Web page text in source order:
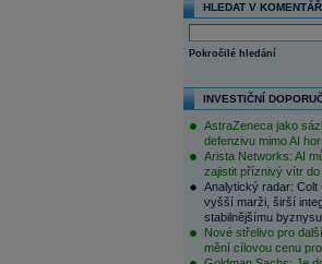
HLEDAT V
Pokročilé hledání
INVESTIČNÍ
AstraZeneca jako
defenzivu mimo AI
Arista Networks: AI
zajistit příznivý vítr do
Analytický radar:
vyšší marži, širší
stabilnějšímu byznysu
Nové střelivo pro
mění cílovou cenu